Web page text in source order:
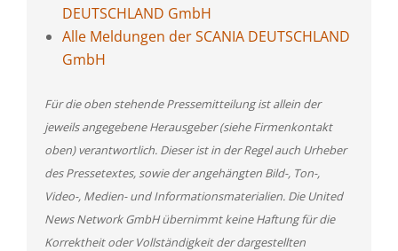
DEUTSCHLAND GmbH
Alle Meldungen der SCANIA DEUTSCHLAND
GmbH
Für die oben stehende Pressemitteilung ist allein der
jeweils angegebene Herausgeber (siehe Firmenkontakt
oben) verantwortlich. Dieser ist in der Regel auch Urheber
des Pressetextes, sowie der angehängten Bild-, Ton-,
Video-, Medien- und Informationsmaterialien. Die United
News Network GmbH übernimmt keine Haftung für die
Korrektheit oder Vollständigkeit der dargestellten